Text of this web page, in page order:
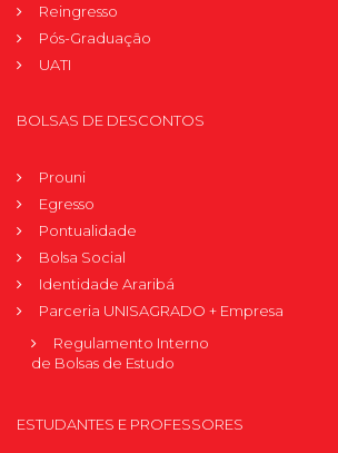
Reingresso
Pós-Graduação
UATI
BOLSAS DE DESCONTOS
Prouni
Egresso
Pontualidade
Bolsa Social
Identidade Araribá
Parceria UNISAGRADO + Empresa
Regulamento Interno
de Bolsas de Estudo
ESTUDANTES E PROFESSORES